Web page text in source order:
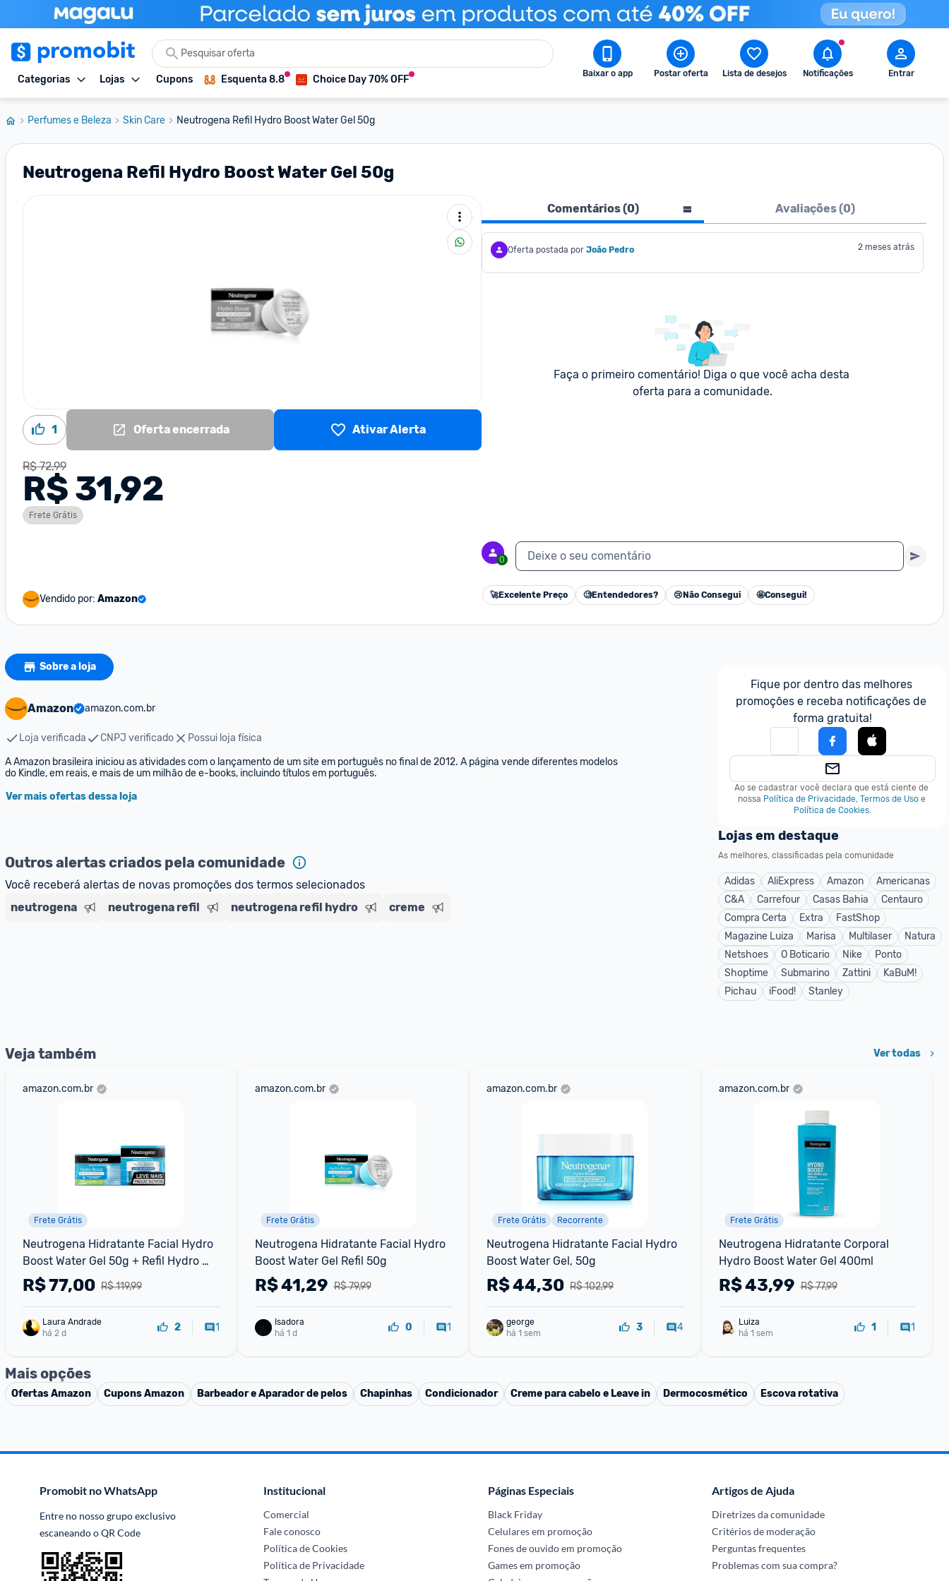
Categorias Lojas Cupons Esquenta 8.8 Choice Day 70% OFF Baixar o app Postar oferta Lista de desejos Notificações Entrar
Perfumes e Beleza Skin Care Neutrogena Refil Hydro Boost Water Gel 50g
Neutrogena Refil Hydro Boost Water Gel 50g
1 Oferta encerrada Ativar Alerta
R$ 72,99
R$ 31,92
Frete Grátis
Vendido por: Amazon
Comentários (0) Avaliações (0)
Oferta postada por João Pedro 2 meses atrás
Faça o primeiro comentário! Diga o que você acha desta
oferta para a comunidade.
0 Deixe o seu comentário
🚀Excelente Preço 🧐Entendedores? 😢 Não Consegui 🤩Consegui!
Sobre a loja
Amazon amazon.com.br
Loja verificada CNPJ verificado
Possui loja física
A Amazon brasileira iniciou as atividades com o lançamento de um site em português no final de 2012. A página vende diferentes modelos
do Kindle, em reais, e mais de um milhão de e-books, incluindo títulos em português.
Ver mais ofertas dessa loja
Outros alertas criados pela comunidade
Você receberá alertas de novas promoções dos termos selecionados
neutrogena
neutrogena refil neutrogena refil hydro creme
Fique por dentro das melhores
promoções e receba notificações de
forma gratuita!
Ao se cadastrar você declara que está ciente de
nossa Política de Privacidade, Termos de Uso e
Política de Cookies.
Lojas em destaque
As melhores, classificadas pela comunidade
Adidas AliExpress Amazon
Americanas
C&A
Carrefour Casas Bahia
Centauro
Compra Certa
Extra
FastShop
Magazine Luiza
Marisa Multilaser
Natura
Netshoes
O Boticario Nike
Ponto
Shoptime
Submarino Zattini
KaBuM!
Pichau
iFood! Stanley
Veja também Ver todas
amazon.com.br
Frete Grátis
Neutrogena Hidratante Facial Hydro
Boost Water Gel 50g + Refil Hydro
Boost Water Gel 50g
R$ 119,99
R$77,00
Laura Andrade
há 2 d
2 1
amazon.com.br
Frete Grátis
Neutrogena Hidratante Facial Hydro
Boost Water Gel Refil 50g
R$ 79,99
R$41,29
Isadora
há 1 d
0 1
amazon.com.br
Frete Grátis Recorrente
Neutrogena Hidratante Facial Hydro
Boost Water Gel, 50g
R$ 102,99
R$44,30
george
há 1 sem
3 4
amazon.com.br
Frete Grátis
Neutrogena Hidratante Corporal
Hydro Boost Water Gel 400ml
R$ 77,99
R$43,99
Luiza
há 1 sem
1 1
Mais opções
OfertasAmazon CuponsAmazon Barbeador e Aparador de pelos Chapinhas Condicionador Creme para cabelo e Leave in Dermocosmético Escova rotativa
Promobit no WhatsApp
Entre no nosso grupo exclusivo
escaneando o QR Code
Institucional
Comercial
Fale conosco
Política de Cookies
Política de Privacidade
Páginas Especiais
Black Friday
Celulares em promoção
Fones de ouvido em promoção
Games em promoção
Artigos de Ajuda
Diretrizes da comunidade
Critérios de moderação
Perguntas frequentes
Problemas com sua compra?